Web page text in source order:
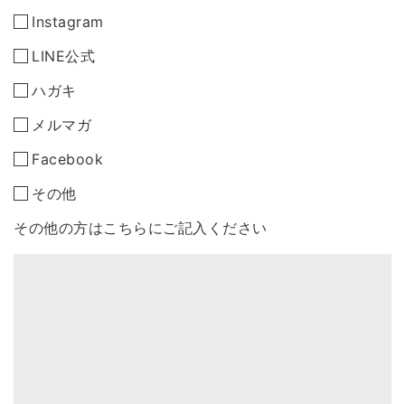
Instagram
LINE公式
ハガキ
メルマガ
Facebook
その他
その他の方はこちらにご記入ください